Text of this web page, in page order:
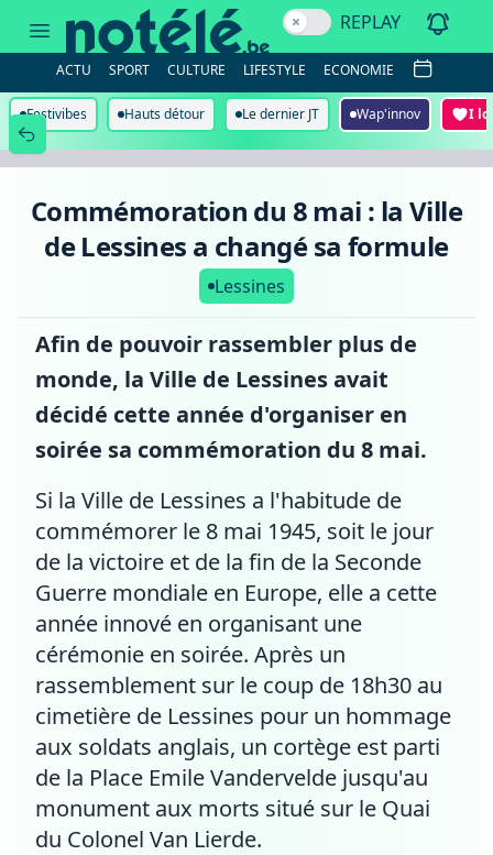
la
Ville
Lessines
a
formule
REPLAY
ACTU SPORT CULTURE LIFESTYLE ECONOMIE
Festivibes Hauts détour Le dernier JT Wap'innov I
Commémoration du 8 mai : la Ville
de Lessines a changé sa formule
Lessines
Afin de pouvoir rassembler plus de
monde, la Ville de Lessines avait
décidé cette année d'organiser en
soirée sa commémoration du 8 mai.
Si la Ville de Lessines a l'habitude de
commémorer le 8 mai 1945, soit le jour
de la victoire et de la fin de la Seconde
Guerre mondiale en Europe, elle a cette
année innové en organisant une
cérémonie en soirée. Après un
rassemblement sur le coup de 18h30 au
cimetière de Lessines pour un hommage
aux soldats anglais, un cortège est parti
de la Place Emile Vandervelde jusqu'au
monument aux morts situé sur le Quai
du Colonel Van Lierde.